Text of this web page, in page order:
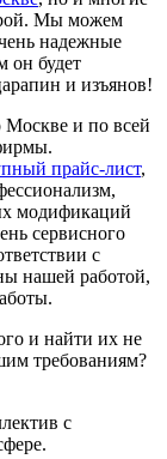
Мы можем
надежные
он будет
и изъянов!
Москве и по всей
прайс-лист,
модификаций
сервисного
с
нашей работой,
и найти их не
требованиям?
с